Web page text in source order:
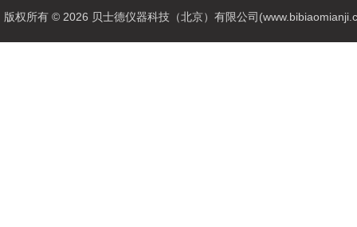
版权所有 © 2026 贝士德仪器科技（北京）有限公司